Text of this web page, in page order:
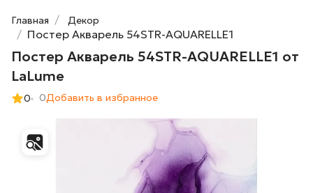
Главная Декор
Постер Акварель 54STR-AQUARELLE1
Постер Акварель 54STR-AQUARELLE1 от
LaLume
0 0Добавить в избранное